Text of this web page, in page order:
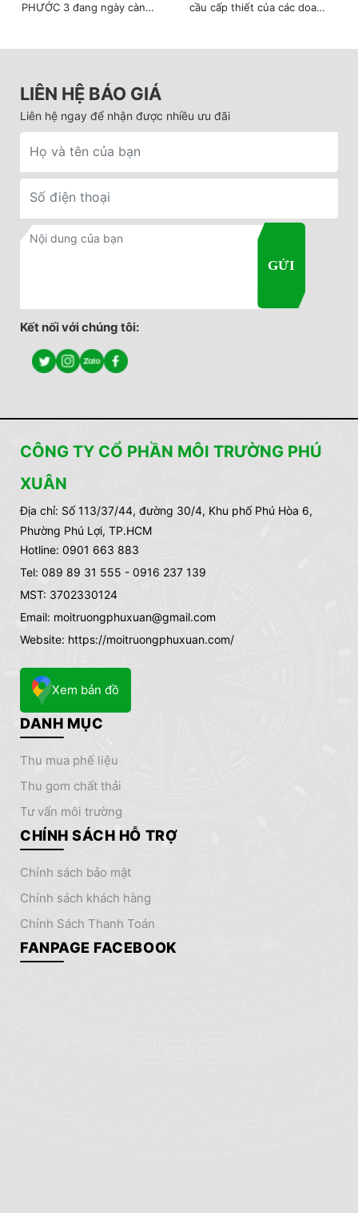
PHƯỚC 3 đang ngày càng
luôn là bài toán đau đầu của
cầu cấp thiết của các doanh
thùng phuy phế liệu không
LIÊN HỆ BÁO GIÁ
Liên hệ ngay để nhận được nhiều ưu đãi
Kết nối với chúng tôi:
CÔNG TY CỔ PHẦN MÔI TRƯỜNG PHÚ
XUÂN
Địa chỉ: Số 113/37/44, đường 30/4, Khu phố Phú Hòa 6,
Phường Phú Lợi, TP.HCM
Hotline: 0901 663 883
Tel: 089 89 31 555 - 0916 237 139
MST: 3702330124
Email: moitruongphuxuan@gmail.com
Website: https://moitruongphuxuan.com/
Xem bản đồ
DANH MỤC
thu mua phế liệu
thu gom chất thải
tư vấn môi trường
CHÍNH SÁCH HỖ TRỢ
chính sách bảo mật
chính sách khách hàng
Chính Sách Thanh Toán
FANPAGE FACEBOOK